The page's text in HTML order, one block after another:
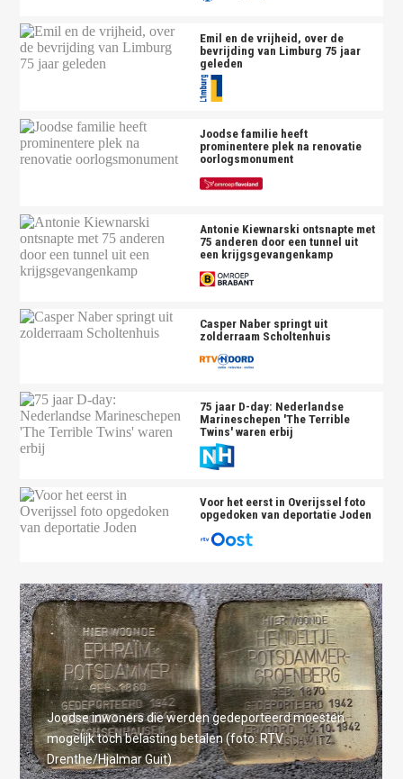
Emil en de vrijheid, over de
bevrijding van Limburg 75 jaar
geleden
Joodse familie heeft
prominentere plek na renovatie
oorlogsmonument
Antonie Kiewnarski ontsnapte met
75 anderen door een tunnel uit
een krijgsgevangenkamp
Casper Naber springt uit
zolderraam Scholtenhuis
75 jaar D-day: Nederlandse
Marineschepen 'The Terrible
Twins' waren erbij
Voor het eerst in Overijssel foto
opgedoken van deportatie Joden
Joodse inwoners die werden gedeporteerd moesten
mogelijk toch belasting betalen (foto: RTV
Drenthe/Hjalmar Guit)